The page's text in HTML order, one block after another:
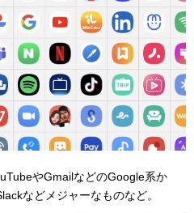
やGmailなどのGoogle系か
などメジャーなものなど。